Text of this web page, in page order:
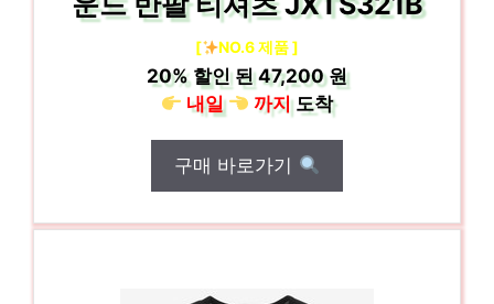
[ NO.6 제품 ]
20%할인 된47,200 원
내일
까지도착
구매 바로가기